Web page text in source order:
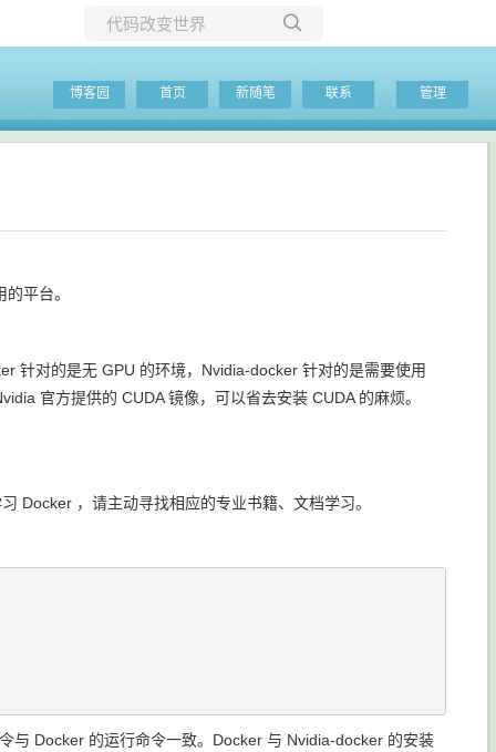
当前博客
博客园 首页 新随笔 联系 管理
平台。
针对的是无 GPU 的环境，Nvidia-docker 针对的是需要使用
官方提供的 CUDA 镜像，可以省去安装 CUDA 的麻烦。
Docker ，请主动寻找相应的专业书籍、文档学习。
与 Docker 的运行命令一致。Docker 与 Nvidia-docker 的安装